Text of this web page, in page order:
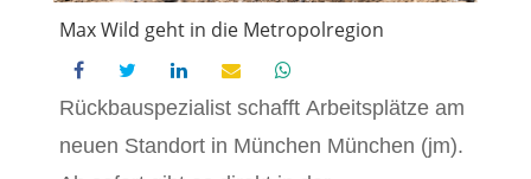
Max Wild geht in die Metropolregion
Rückbauspezialist schafft Arbeitsplätze am
neuen Standort in München München (jm).